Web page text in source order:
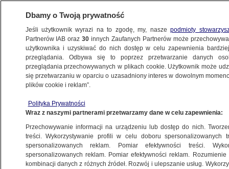
METEO
ŚWIAT
zadomowił się w przedsionku
1.01.2022, 21:17
Udostępnij
Dbamy o Twoją prywatność
Jeśli użytkownik wyrazi na to zgodę, my, naszepodmioty
Partnerów IAB oraz30 innych Zaufanych Partnerów może
użytkownika i uzyskiwać do nich dostęp w celu zapewnienia
przeglądania. Odbywa się to poprzez przetwarzanie danych
przeglądania przechowywanych w plikach cookie. Użytkownik może
się przetwarzaniu w oparciu o uzasadniony interes w dowolnym
plików cookie i reklam”.
Polityka Prywatności
Wraz z naszymi partnerami przetwarzamy dane w celu zapewnienia:
Przechowywanie informacji na urządzeniu lub dostęp do nich.
treści. Wykorzystywanie profili w celu doboru spersonalizowanych
spersonalizowanych reklam. Pomiar efektywności treści.
spersonalizowanych reklam. Pomiar efektywności reklam.
kombinacji danych z różnych źródeł. Rozwój i ulepszanie usług.